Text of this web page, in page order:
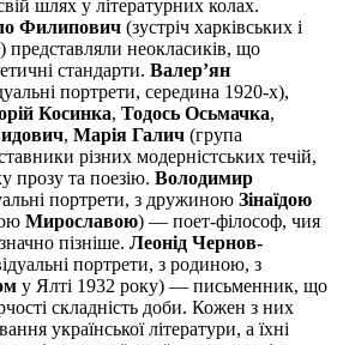
шлях у літературних колах.
Филипович (зустріч харківських і
представляли неокласиків, що
стандарти. Валер’ян
портрети, середина 1920-х),
Косинка, Тодось Осьмачка,
, Марія Галич (група
різних модерністських течій,
прозу та поезію. Володимир
портрети, з дружиною Зінаїдою
Мирославою) — поет-філософ, чия
пізніше. Леонід Чернов-
портрети, з родиною, з
у Ялті 1932 року) — письменник, що
складність доби. Кожен з них
української літератури, а їхні